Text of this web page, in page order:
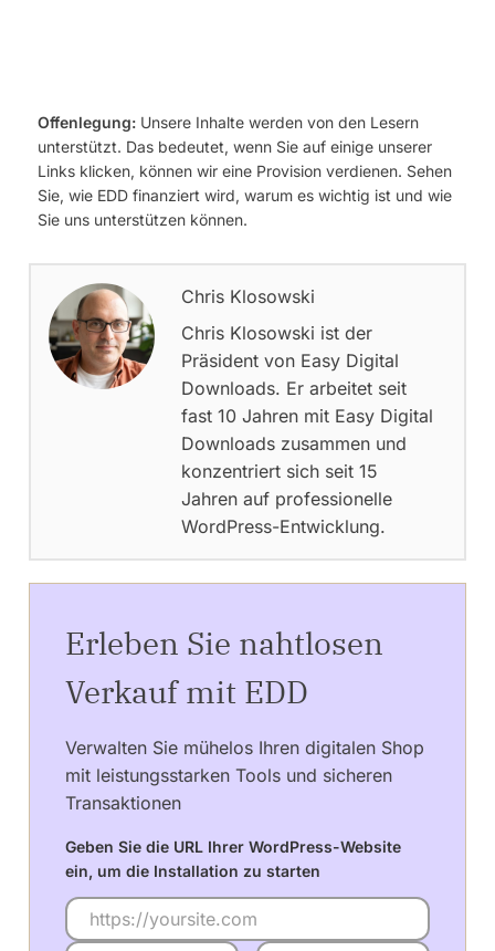
Offenlegung: Unsere Inhalte werden von den Lesern
unterstützt. Das bedeutet, wenn Sie auf einige unserer
Links klicken, können wir eine Provision verdienen. Sehen
Sie, wie EDD finanziert wird, warum es wichtig ist und wie
Sie uns unterstützen können.
Chris Klosowski
Chris Klosowski ist der
Präsident von Easy Digital
Downloads. Er arbeitet seit
fast 10 Jahren mit Easy Digital
Downloads zusammen und
konzentriert sich seit 15
Jahren auf professionelle
WordPress-Entwicklung.
Erleben Sie nahtlosen
Verkauf mit EDD
Verwalten Sie mühelos Ihren digitalen Shop
mit leistungsstarken Tools und sicheren
Transaktionen
Geben Sie die URL Ihrer WordPress-Website
ein, um die Installation zu starten